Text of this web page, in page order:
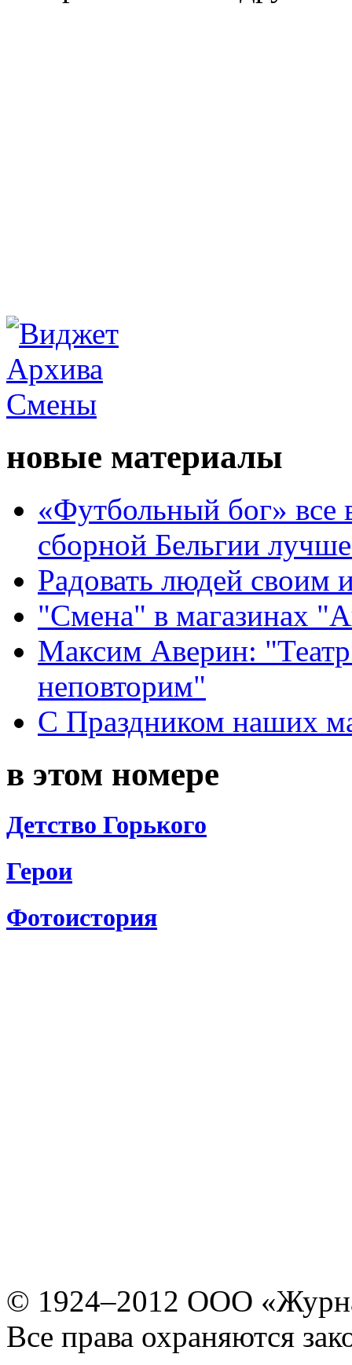
новые материалы
«Футбольный бог» все
сборной Бельгии
Радовать людей своим
"Смена" в магазинах
Максим Аверин:
неповторим"
С Праздником наших
в этом номере
Детство Горького
Герои
Фотоистория
© 1924–2012 ООО
Все права охраняются